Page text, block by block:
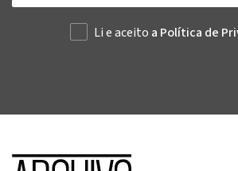
Li e aceito a Política de